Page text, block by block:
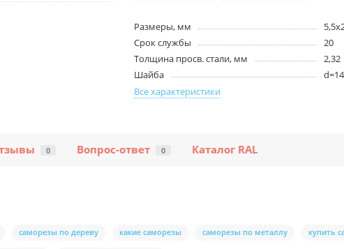
Размеры, мм
Срок службы
20
Толщина просв. стали, мм
2,32
Шайба
Все характеристики
0 Вопрос-ответ 0 Каталог RAL
саморезы по дереву какие саморезы саморезы по металлу купить